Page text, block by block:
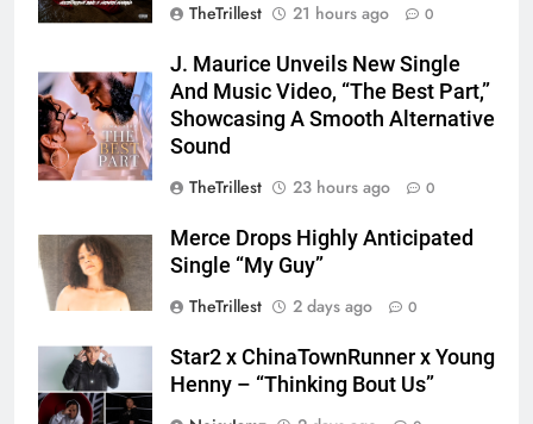
TheTrillest
21 hours ago 0
J. Maurice Unveils New Single
And Music Video, “The Best Part,”
Showcasing A Smooth Alternative
Sound
TheTrillest
23 hours ago 0
Merce Drops Highly Anticipated
Single “My Guy”
TheTrillest
2 days ago 0
Star2 x ChinaTownRunner x Young
Henny – “Thinking Bout Us”